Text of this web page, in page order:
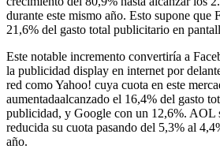
durante este mismo año. Esto supone que
21,6% del gasto total publicitario en
Este notable incremento convertiría a
la publicidad display en internet por
red como Yahoo! cuya cuota en este
aumentadaalcanzado el 16,4% del gasto
publicidad, y Google con un 12,6%. AOL
reducida su cuota pasando del 5,3% al
año.